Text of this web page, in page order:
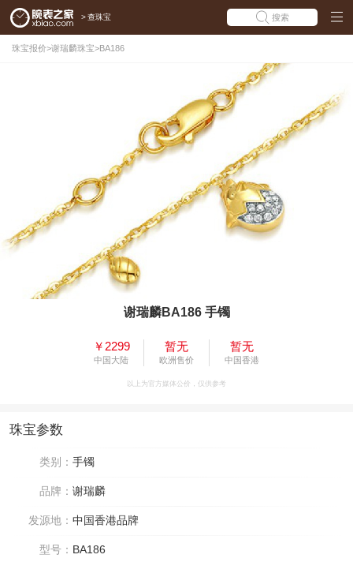
> 查珠宝 搜索
珠宝报价>谢瑞麟珠宝>BA186
谢瑞麟BA186 手镯
￥2299
中国大陆
暂无
欧洲售价
暂无
中国香港
以上为官方媒体公价，仅供参考
珠宝参数
类别： 手镯
品牌： 谢瑞麟
发源地： 中国香港品牌
型号： BA186